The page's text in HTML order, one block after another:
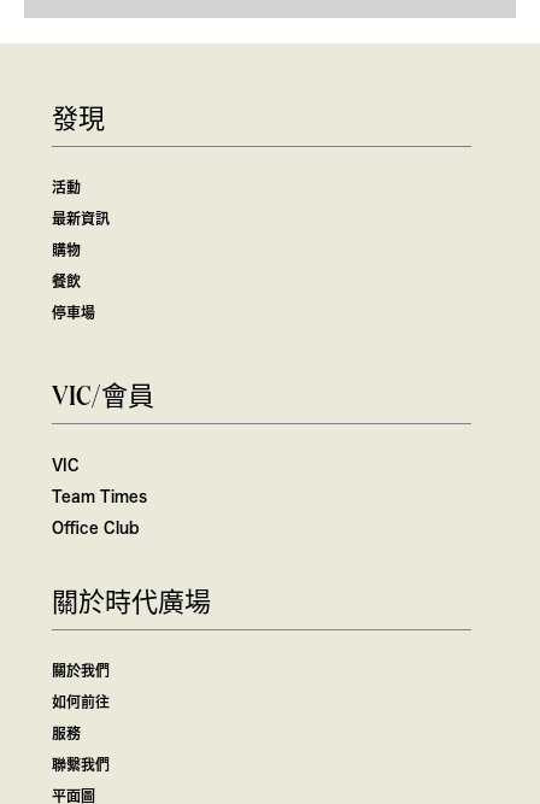
發現
活動
最新資訊
購物
餐飲
停車場
VIC/會員
VIC
Team Times
Office Club
關於時代廣場
關於我們
如何前往
服務
聯繫我們
平面圖